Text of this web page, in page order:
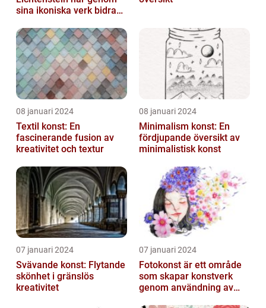
sina ikoniska verk bidragit
08 januari 2024
Textil konst: En
fascinerande fusion av
kreativitet och textur
08 januari 2024
Minimalism konst: En
fördjupande översikt av
minimalistisk konst
07 januari 2024
Svävande konst: Flytande
skönhet i gränslös
kreativitet
07 januari 2024
Fotokonst är ett område
som skapar konstverk
genom användning av